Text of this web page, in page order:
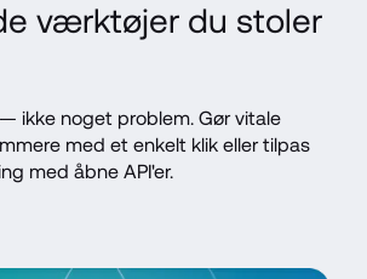
værktøjer du stoler
— ikke noget problem. Gør vitale
med et enkelt klik eller tilpas
med åbne API'er.